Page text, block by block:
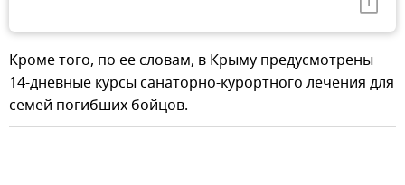
Кроме того, по ее словам, в Крыму предусмотрены
14-дневные курсы санаторно-курортного лечения для
семей погибших бойцов.